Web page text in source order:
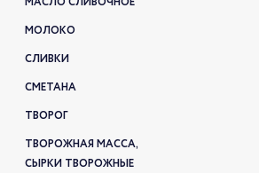
МОЛОКО
СЛИВКИ
СМЕТАНА
ТВОРОГ
ТВОРОЖНАЯ МАССА,
СЫРКИ ТВОРОЖНЫЕ